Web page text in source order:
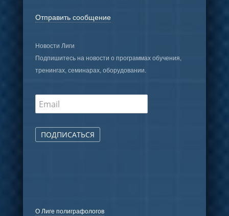
Отправить сообщение
Новости Лиги
Подпишитесь на новости о программах обучения,
тренингах, семинарах, оборудовании.
ПОДПИСАТЬСЯ
О Лиге полиграфологов